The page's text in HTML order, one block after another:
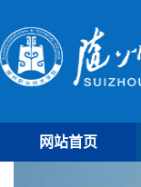
网站首页